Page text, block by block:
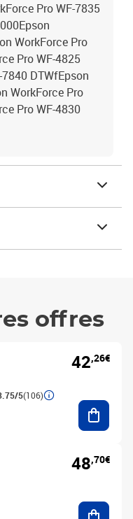
Pro WF-7835
WorkForce Pro
Pro WF-4825
DTWfEpson
WorkForce Pro
Pro WF-4830
offres
5(106)
42,26€
48,70€